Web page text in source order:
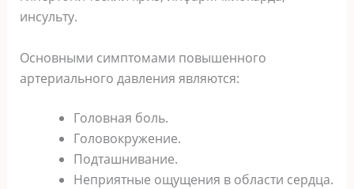
инсульту.
Основными симптомами повышенного
артериального давления являются:
Головная боль.
Головокружение.
Подташнивание.
Неприятные ощущения в области сердца.